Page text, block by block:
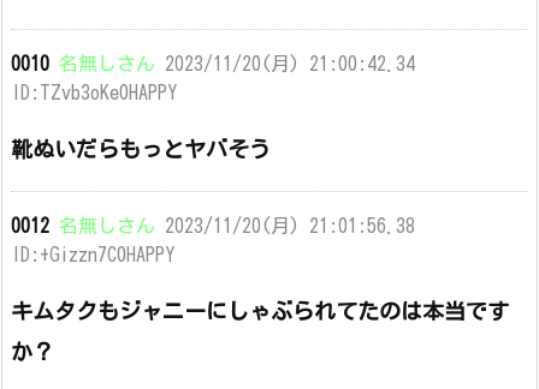
0010 名無しさん 2023/11/20(月) 21:00:42.34
ID:TZvb3oKe0HAPPY
靴ぬいだらもっとヤバそう
0012 名無しさん 2023/11/20(月) 21:01:56.38
ID:+Gizzn7C0HAPPY
キムタクもジャニーにしゃぶられてたのは本当です
か？